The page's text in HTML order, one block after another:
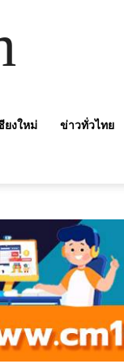
ยงใหม่ ข่าวทั่วไทย